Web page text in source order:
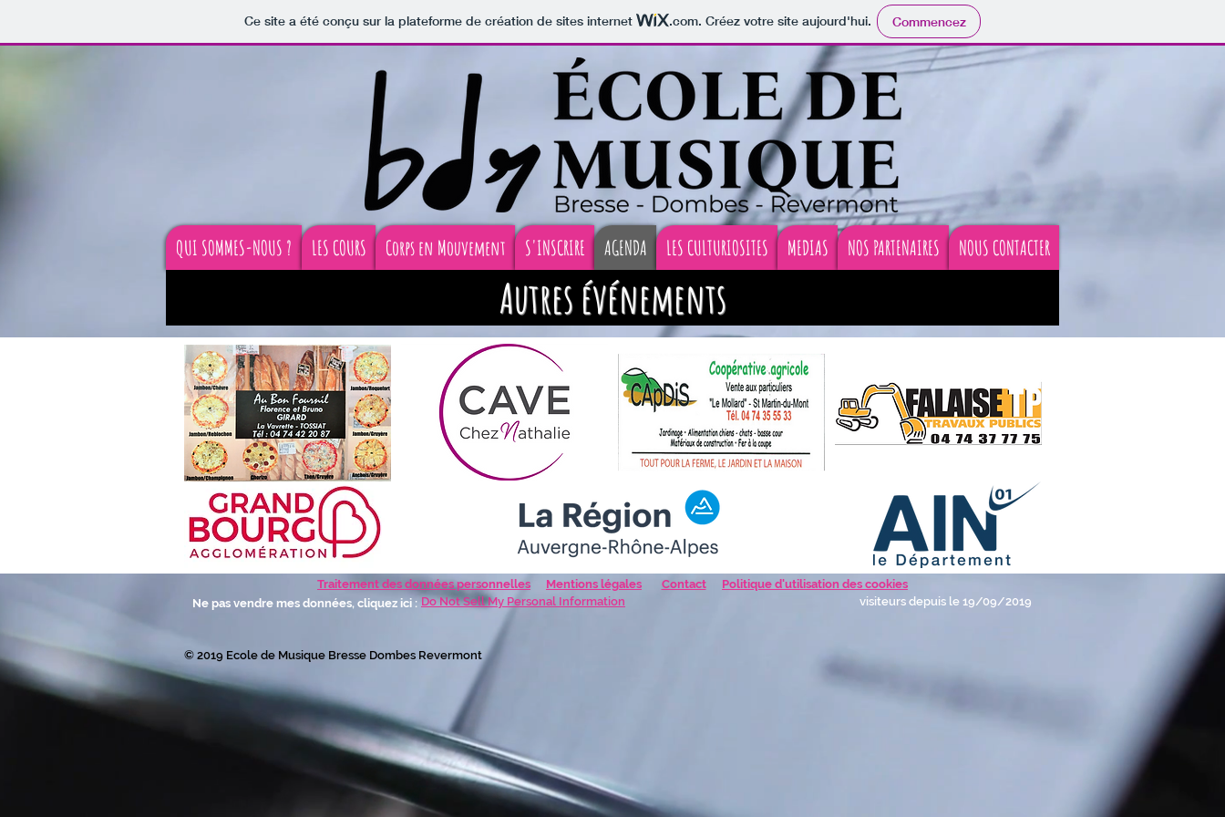
Ce site a été conçu sur la plateforme de création de sites internet .com. Créez votre site aujourd'hui. Commencez
QUI SOMMES-NOUS ? LES COURS Corps en Mouvement S'INSCRIRE AGENDA LES CULTURIOSITES MEDIAS NOS PARTENAIRES NOUS CONTACTER
Autres événements
Ne pas vendre mes données, cliquez ici : Do Not Sell My Personal Information visiteurs depuis le 19/09/2019
Traitement des données personnelles Mentions légales Contact Politique d'utilisation des cookies
© 2019 Ecole de Musique Bresse Dombes Revermont